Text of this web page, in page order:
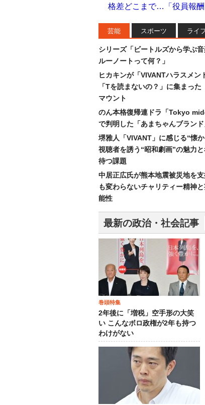
格差どこまで…「役員報酬
芸能 スポーツ ライ
シリーズ「ビートルズから学ぶ
ルーノートって何？」
ヒカキンが「VIVANTハラスメン
「Tを読まないの？」に集まった
マウント
のん本格復帰連ドラ「Tokyo
で判明した「あまちゃんブラン
堺雅人「VIVANT」に感じる“懐
視聴者を誘う“昭和劇画”の魅力
待つ課題
中居正広氏が熊本地震被災地を
も変わらないチャリティー精神
能性
最新の政治・社会記事
巻頭特集
2年後に「増税」空手形の大笑
い こんなボロ政権が2年も持つ
わけがない